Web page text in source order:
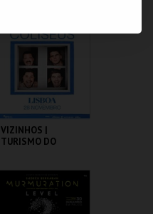
MAIS INFO
COMPRAR
VIZINHOS |
TURISMO DO
COLISEU DE LISBOA